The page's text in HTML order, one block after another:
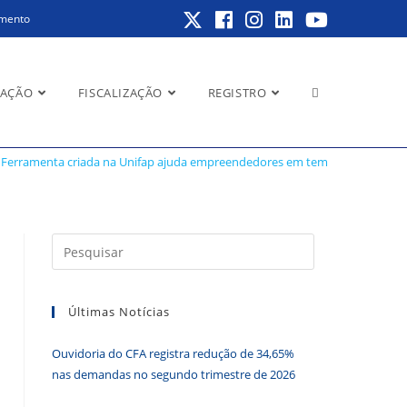
FISCALIZAÇÃO REGISTRO Alternar
do
tempo de crise
Ferramenta criada na Unifap ajuda empreendedores em tempo de crise
a
Últimas Notícias
Ouvidoria do CFA registra redução de 34,65%
nas demandas no segundo trimestre de 2026